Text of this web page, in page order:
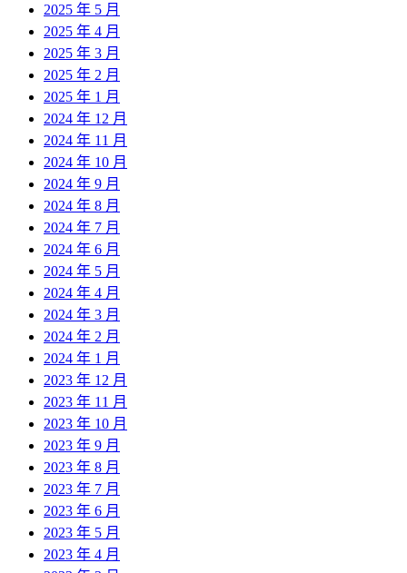
2025 年 5 月
2025 年 4 月
2025 年 3 月
2025 年 2 月
2025 年 1 月
2024 年 12 月
2024 年 11 月
2024 年 10 月
2024 年 9 月
2024 年 8 月
2024 年 7 月
2024 年 6 月
2024 年 5 月
2024 年 4 月
2024 年 3 月
2024 年 2 月
2024 年 1 月
2023 年 12 月
2023 年 11 月
2023 年 10 月
2023 年 9 月
2023 年 8 月
2023 年 7 月
2023 年 6 月
2023 年 5 月
2023 年 4 月